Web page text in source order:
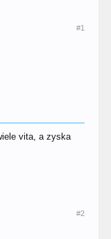
#1
vita, a zyska
#2